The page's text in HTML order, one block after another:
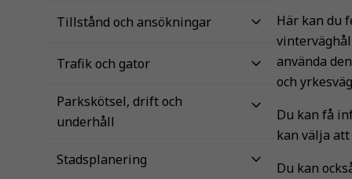
Tillstånd och ansökningar
Trafik och gator
Parkskötsel, drift och
underhåll
Stadsplanering
Här kan du
använda
och
Du kan få
kan välja
Du kan